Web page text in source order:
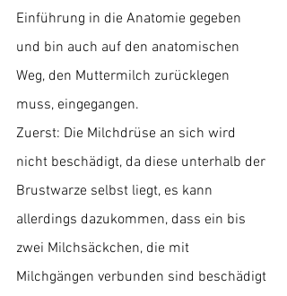
Einführung in die Anatomie gegeben
und bin auch auf den anatomischen
Weg, den Muttermilch zurücklegen
muss, eingegangen.
Zuerst: Die Milchdrüse an sich wird
nicht beschädigt, da diese unterhalb der
Brustwarze selbst liegt, es kann
allerdings dazukommen, dass ein bis
zwei Milchsäckchen, die mit
Milchgängen verbunden sind beschädigt